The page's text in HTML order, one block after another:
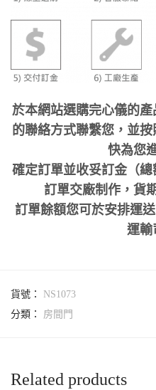
於本網站選購完心儀的
的聯絡方式聯繫您，並
快為您
確定訂單並收妥訂金（
訂單交廠制作，貨
訂單餘額您可於安排運
運輸
貨號： NS1073
分類： 房間門
Related products